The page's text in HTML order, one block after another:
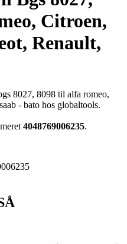
Citroen,
Renault,
8027, 8098 til alfa romeo,
- bato hos globaltools.
4048769006235.